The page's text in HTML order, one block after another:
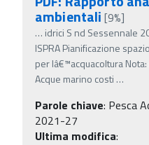
ambientali [9%]
… idrici S nd Sessennale
ISPRA Pianificazione
per lâ€™acquacoltura
Acque marino costi …
Parole chiave: Pesca
2021-27
Ultima modifica: